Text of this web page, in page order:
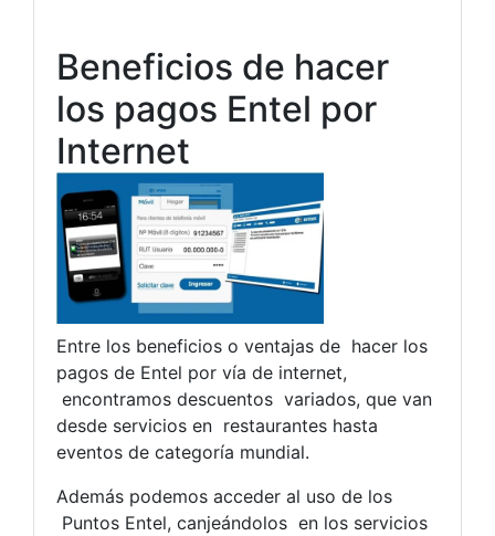
Beneficios de hacer
los pagos Entel por
Internet
Entre los beneficios o ventajas de hacer los
pagos de Entel por vía de internet,
encontramos descuentos variados, que van
desde servicios en restaurantes hasta
eventos de categoría mundial.
Además podemos acceder al uso de los
Puntos Entel, canjeándolos en los servicios